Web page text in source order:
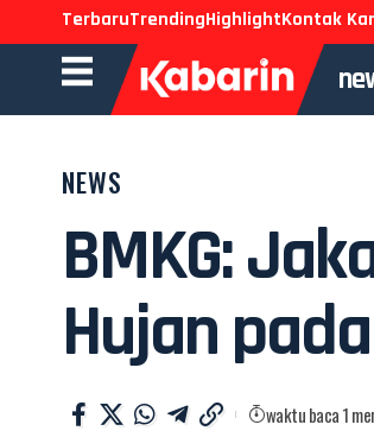
TerbaruTrendingHighlightKontak
NEWS
BMKG:
Hujan
waktu baca 1